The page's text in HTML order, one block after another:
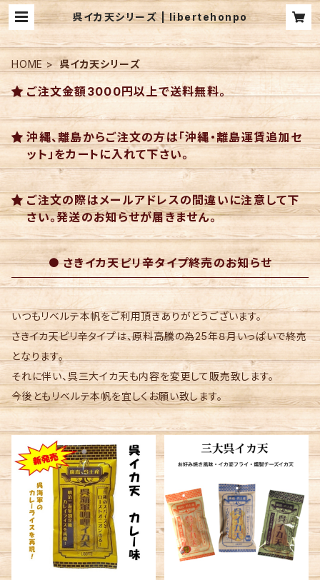
呉イカ天シリーズ | libertehonpo
HOME 呉イカ天シリーズ
ご注文金額3000円以上で送料無料。
沖縄、離島からご注文の方は「沖縄・離島運賃追加セ
ット」をカートに入れて下さい。
ご注文の際はメールアドレスの間違いに注意して下
さい。発送のお知らせが届きません。
さきイカ天ピリ辛タイプ終売のお知らせ
いつもリベルテ本帆をご利用頂きありがとうございます。
さきイカ天ピリ辛タイプは、原料高騰の為25年８月いっぱいで終売
となります。
それに伴い、呉三大イカ天も内容を変更して販売致します。
今後ともリベルテ本帆を宜しくお願い致します。